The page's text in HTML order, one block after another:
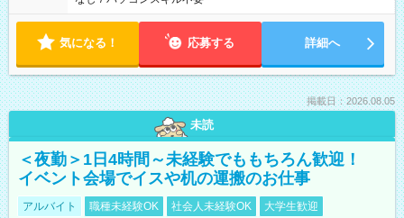
気になる！ 応募する 詳細へ
掲載日：2026.08.05
未読
＜夜勤＞1日4時間～未経験でももちろん歓迎！
イベント会場でイスや机の運搬のお仕事
アルバイト 職種未経験OK 社会人未経験OK
大学生歓迎